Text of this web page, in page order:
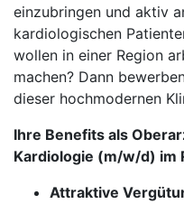
einzubringen und aktiv
kardiologischen
wollen in einer Region
machen? Dann
dieser hochmodernen
Ihre Benefits als
Kardiologie (m/w/d) im
Attraktive